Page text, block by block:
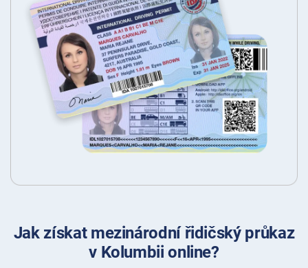
Jak získat mezinárodní řidičský průkaz
v Kolumbii online?